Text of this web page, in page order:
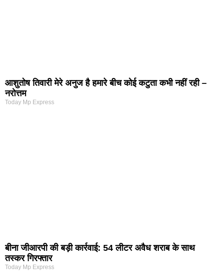
आशुतोष तिवारी मेरे अनुज है हमारे बीच कोई कटुता कभी नहीं रही –
नरोत्तम
Today Mp Express
बीना जीआरपी की बड़ी कार्रवाई: 54 लीटर अवैध शराब के साथ
तस्कर गिरफ्तार
Today Mp Express